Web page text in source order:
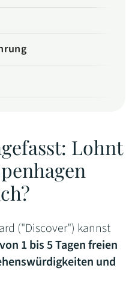
Lohnt
("Discover") kannst
1 bis 5 Tagen freien
und